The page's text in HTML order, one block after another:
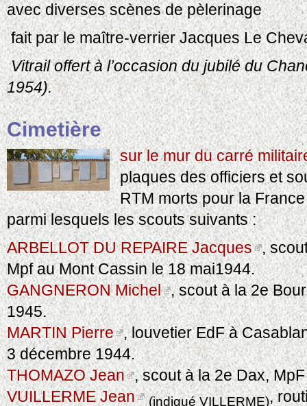
avec diverses scènes de pèlerinage
fait par le maître-verrier Jacques Le
Vitrail offert à l’occasion du jubilé du
1954).
Cimetière
sur le mur du carré
plaques des officiers et
RTM morts pour la
parmi lesquels les scouts suivants :
ARBELLOT DU REPAIRE Jacques ,
Mpf au Mont Cassin le 18 mai1944.
GANGNERON Michel
, scout à la 2e
1945.
MARTIN Pierre , louvetier EdF à
3 décembre 1944.
THOMAZO Jean , scout à la 2e Dax,
VUILLERME Jean
(indiqué VILLERME),